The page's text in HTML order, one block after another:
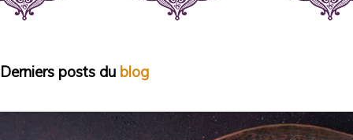
Derniers posts du blog